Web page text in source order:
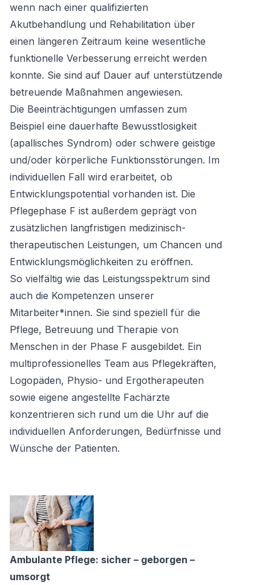
wenn nach einer qualifizierten
Akutbehandlung und Rehabilitation über
einen längeren Zeitraum keine wesentliche
funktionelle Verbesserung erreicht werden
konnte. Sie sind auf Dauer auf unterstützende
betreuende Maßnahmen angewiesen.
Die Beeinträchtigungen umfassen zum
Beispiel eine dauerhafte Bewusstlosigkeit
(apallisches Syndrom) oder schwere geistige
und/oder körperliche Funktionsstörungen. Im
individuellen Fall wird erarbeitet, ob
Entwicklungspotential vorhanden ist. Die
Pflegephase F ist außerdem geprägt von
zusätzlichen langfristigen medizinisch-
therapeutischen Leistungen, um Chancen und
Entwicklungsmöglichkeiten zu eröffnen.
So vielfältig wie das Leistungsspektrum sind
auch die Kompetenzen unserer
Mitarbeiter*innen. Sie sind speziell für die
Pflege, Betreuung und Therapie von
Menschen in der Phase F ausgebildet. Ein
multiprofessionelles Team aus Pflegekräften,
Logopäden, Physio- und Ergotherapeuten
sowie eigene angestellte Fachärzte
konzentrieren sich rund um die Uhr auf die
individuellen Anforderungen, Bedürfnisse und
Wünsche der Patienten.
Ambulante Pflege: sicher – geborgen –
umsorgt